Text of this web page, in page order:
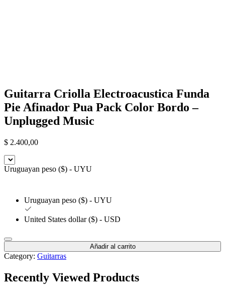
Guitarra Criolla Electroacustica Funda
Pie Afinador Pua Pack Color Bordo –
Unplugged Music
$ 2.400,00
Uruguayan peso ($) - UYU
Uruguayan peso ($) - UYU
United States dollar ($) - USD
Añadir al carrito
Category: Guitarras
Recently Viewed Products